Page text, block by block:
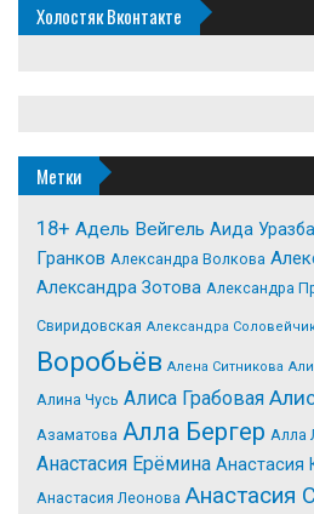
Холостяк Вконтакте
Метки
18+ Адель Вейгель Аида
Гранков Александра Волкова
Александра Зотова Александра
Свиридовская Александра
Воробьёв Алена Ситникова
Алина Чусь Алиса Грабовая
Азаматова Алла Бергер Алла
Анастасия Ерёмина Анастасия
Анастасия Леонова Анастасия